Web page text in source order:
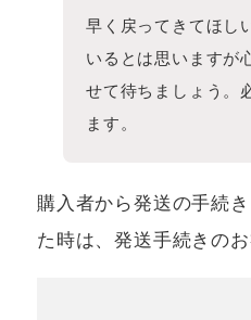
早く戻ってきてほし
いるとは思いますが
せて待ちましょう。
ます。
購入者から発送の手続
た時は、発送手続きの